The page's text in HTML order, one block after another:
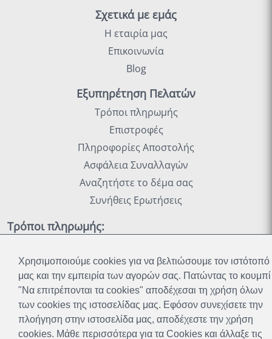
Χρησιμοποιούμε cookies για να βελτιώσουμε τον ιστότοπό
μας και την εμπειρία των αγορών σας. Πατώντας το κουμπί
"Να επιτρέπονται τα cookies" αποδέχεσαι τη χρήση όλων
των cookies της ιστοσελίδας μας. Εφόσον συνεχίσετε την
πλοήγηση στην ιστοσελίδα μας, αποδέχεστε την χρήση
cookies. Μάθε περισσότερα για τα Cookies και άλλαξε τις
Χρησιμοποιούμε cookies για να βελτιώσουμε τον ιστότοπό
μας και την εμπειρία των αγορών σας. Πατώντας το κουμπί
"Να επιτρέπονται τα cookies" αποδέχεσαι τη χρήση όλων
των cookies της ιστοσελίδας μας. Εφόσον συνεχίσετε την
πλοήγηση στην ιστοσελίδα μας, αποδέχεστε την χρήση
cookies. Μάθε περισσότερα για τα Cookies και άλλαξε τις
Σχετικά με εμάς
Η εταιρία μας
Επικοινωνία
Blog
Εξυπηρέτηση Πελατών
Τρόποι πληρωμής
Επιστροφές
Πληροφορίες Αποστολής
Ασφάλεια Συναλλαγών
Αναζητήστε το δέμα σας
Συνήθεις Ερωτήσεις
Τρόποι πληρωμής:
Όροι χρήσης Πολιτική Απορρήτου
Cookies
Χάρτης Ιστοχώρου
Το πάθος μας έγινε η δουλεία μας και πλέον μπορούμε
να σας προσφέρουμε προϊόντα που διευκολύνουν την